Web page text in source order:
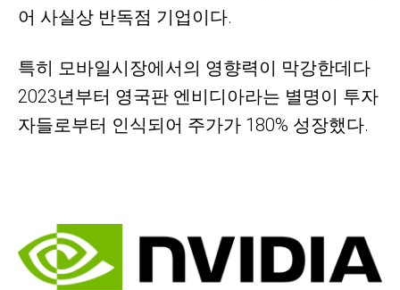
어 사실상 반독점 기업이다.
특히 모바일시장에서의 영향력이 막강한데다
2023년부터 영국판 엔비디아라는 별명이 투자
자들로부터 인식되어 주가가 180% 성장했다.